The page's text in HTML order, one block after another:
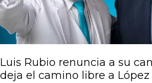
Luis Rubio renuncia a su
deja el camino libre a López